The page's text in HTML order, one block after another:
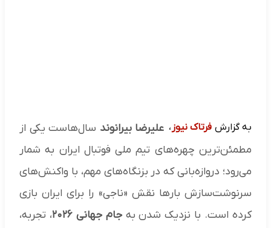
به گزارش فرتاک نیوز ، علیرضا بیرانوند سال‌هاست یکی از
مطمئن‌ترین چهره‌های تیم ملی فوتبال ایران به شمار
می‌رود؛ دروازه‌بانی که در بزنگاه‌های مهم، با واکنش‌های
سرنوشت‌سازش بارها نقش «ناجی» را برای ایران بازی
کرده است. با نزدیک شدن بهجام جهانی ۲۰۲۶
، تجربه،